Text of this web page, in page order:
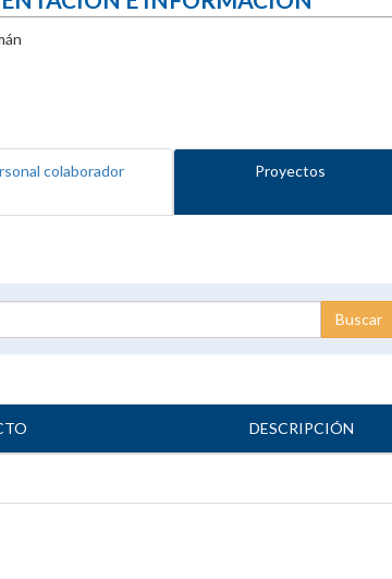
colaborador Proyectos
DESCRIPCIÓN